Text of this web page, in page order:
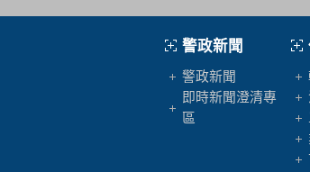
警政新聞
警政新聞
即時新聞澄清專
區